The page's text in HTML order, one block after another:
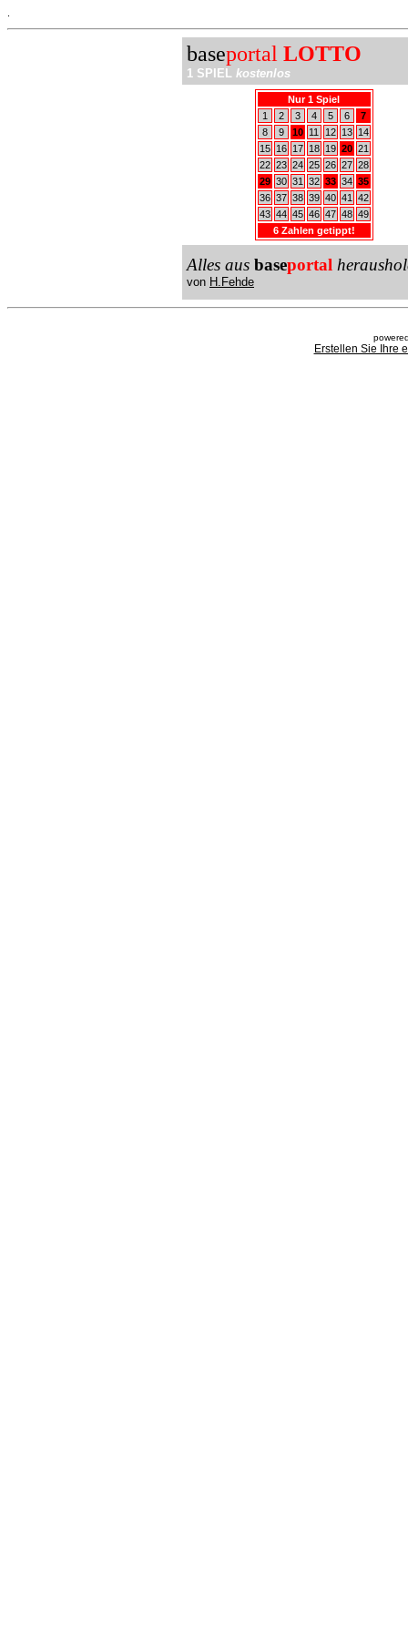
baseportal LOTTO
1 SPIEL kostenlos
Nur 1 Spiel
1
2 3 4 5 6
7
8
9 10 11 12 13
14
15
16 17 18 19 20 21
22 23 24 25 26 27 28
29 30 31 32 33 34 35
36 37 38 39 40 41
42
43 44 45 46 47 48 49
6 Zahlen getippt!
Alles aus baseportal
von H.Fehde
Erstellen Sie Ihre